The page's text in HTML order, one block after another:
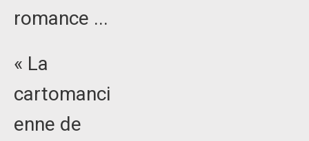
romance ...
« La
cartomanci
enne de